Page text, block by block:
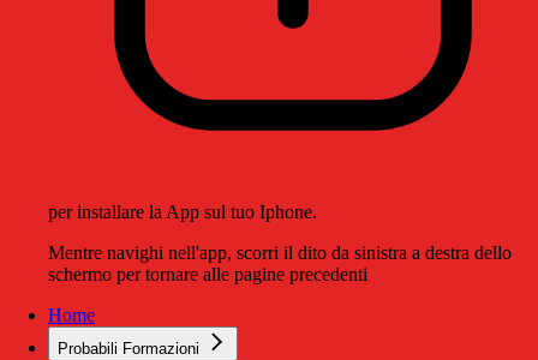
per installare la App sul tuo Iphone.
Mentre navighi nell'app, scorri il dito da sinistra a destra dello
schermo per tornare alle pagine precedenti
Home
Probabili Formazioni